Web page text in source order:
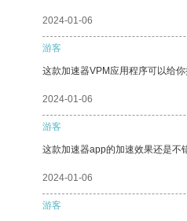
2024-01-06
游客
这款加速器VPM应用程序可以给
2024-01-06
游客
这款加速器app的加速效果还是不
2024-01-06
游客